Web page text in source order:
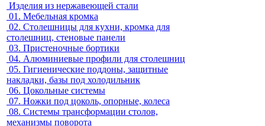
Изделия из нержавеющей стали
01. Мебельная кромка
02. Столешницы для кухни, кромка для
столешниц, стеновые панели
03. Пристеночные бортики
04. Алюминиевые профили для столешниц
05. Гигиенические поддоны, защитные
накладки, базы под холодильник
06. Цокольные системы
07. Ножки под цоколь, опорные, колеса
08. Системы трансформации столов,
механизмы поворота